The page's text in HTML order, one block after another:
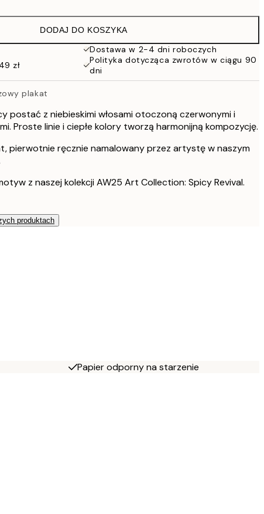
152 zł
228 zł
264,50 zł
DODAJ DO KOSZYKA
Dostawa w 2-4 dni roboczych
zł
Polityka dotycząca zwrotów w ciągu 90
dni
plakat
postać z niebieskimi włosami otoczoną czerwonymi i
Proste linie i ciepłe kolory tworzą harmonijną kompozycję.
pierwotnie ręcznie namalowany przez artystę w naszym
z naszej kolekcji AW25 Art Collection: Spicy Revival.
produktach
Papier odporny na starzenie